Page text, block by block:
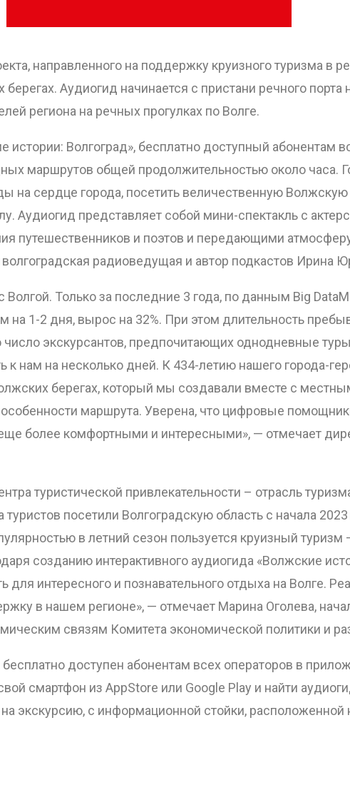
направленного на поддержку круизного туризма в
берегах. Аудиогид начинается с пристани речного порта
региона на речных прогулках по Волге.
истории: Волгоград», бесплатно доступный абонентам
маршрутов общей продолжительностью около часа.
на сердце города, посетить величественную
Аудиогид представляет собой мини-спектакль с
путешественников и поэтов и передающими
радиоведущая и автор подкастов Ирина
Только за последние 3 года, по данным Big
1-2 дня, вырос на 32%. При этом длительность
экскурсантов, предпочитающих однодневные
к нам на несколько дней. К 434-летию нашего города-
берегах, который мы создавали вместе с
маршрута. Уверена, что цифровые
более комфортными и интересными», — отмечает
туристической привлекательности – отрасль
посетили Волгоградскую область с начала
в летний сезон пользуется круизный
созданию интерактивного аудиогида «Волжские
интересного и познавательного отдыха на Волге.
в нашем регионе», — отмечает Марина Оголева,
связям Комитета экономической политики и
доступен абонентам всех операторов в
смартфон из AppStore или Google Play и найти
экскурсию, с информационной стойки, расположенной
ОТПРАВИТЬ